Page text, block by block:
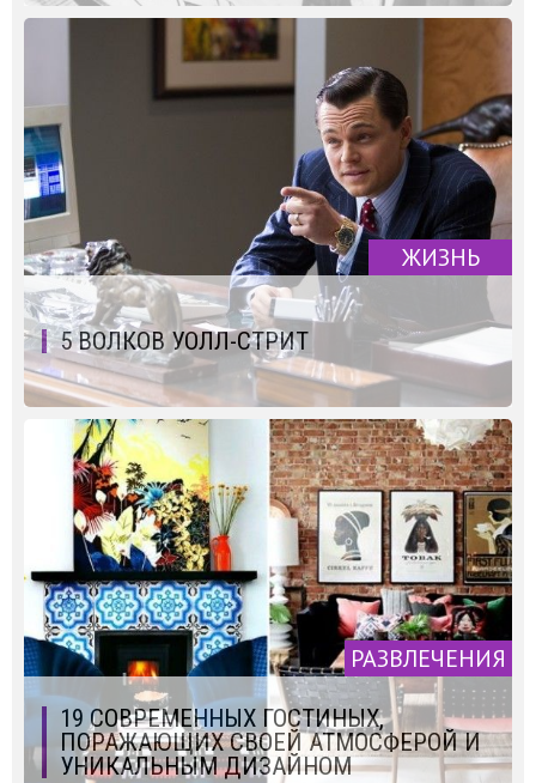
ЖИЗНЬ
5 ВОЛКОВ УОЛЛ-СТРИТ
РАЗВЛЕЧЕНИЯ
19 СОВРЕМЕННЫХ ГОСТИНЫХ,
ПОРАЖАЮЩИХ СВОЕЙ АТМОСФЕРОЙ И
УНИКАЛЬНЫМ ДИЗАЙНОМ